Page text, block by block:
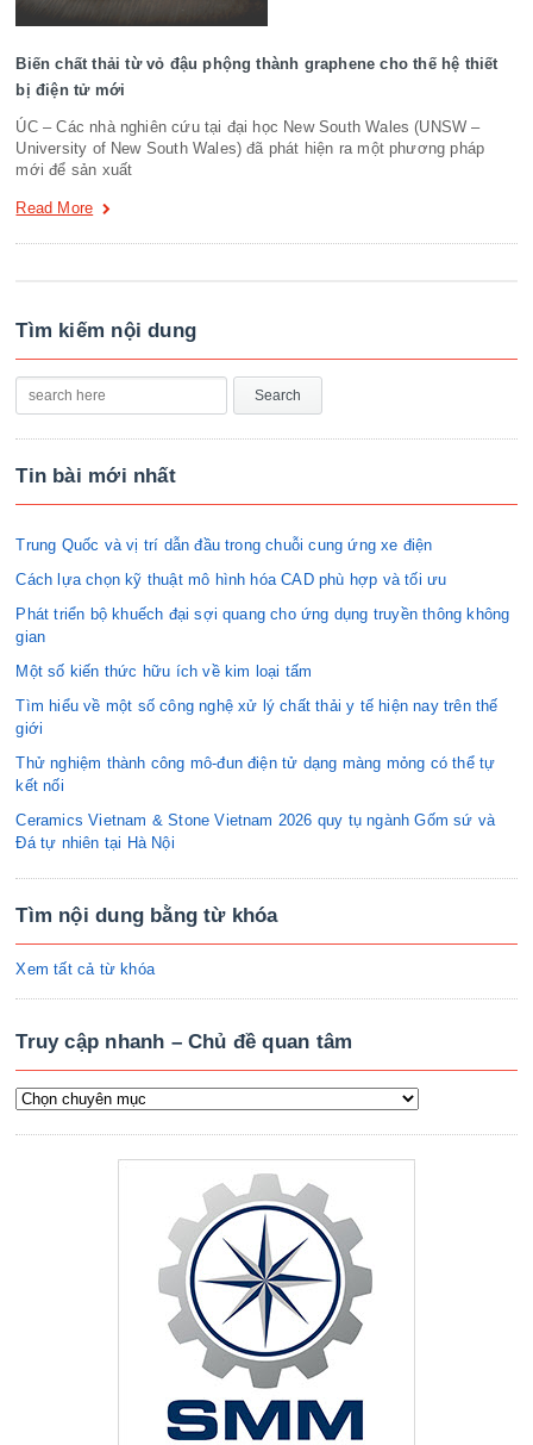
Biến chất thải từ vỏ đậu phộng thành graphene cho thế hệ thiết
bị điện tử mới
ÚC – Các nhà nghiên cứu tại đại học New South Wales (UNSW –
University of New South Wales) đã phát hiện ra một phương pháp
mới để sản xuất
Read More
Tìm kiếm nội dung
Tin bài mới nhất
Trung Quốc và vị trí dẫn đầu trong chuỗi cung ứng xe điện
Cách lựa chọn kỹ thuật mô hình hóa CAD phù hợp và tối ưu
Phát triển bộ khuếch đại sợi quang cho ứng dụng truyền thông không
gian
Một số kiến thức hữu ích về kim loại tấm
Tìm hiểu về một số công nghệ xử lý chất thải y tế hiện nay trên thế
giới
Thử nghiệm thành công mô-đun điện tử dạng màng mỏng có thể tự
kết nối
Ceramics Vietnam & Stone Vietnam 2026 quy tụ ngành Gốm sứ và
Đá tự nhiên tại Hà Nội
Tìm nội dung bằng từ khóa
Xem tất cả từ khóa
Truy cập nhanh – Chủ đề quan tâm